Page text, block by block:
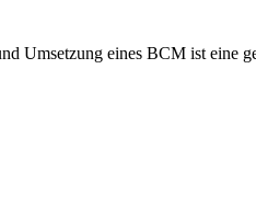
eines BCM ist eine